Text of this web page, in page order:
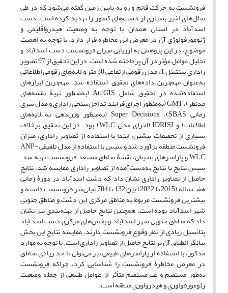
فرونشست به حرکت قائم و رو به پایین زمین گفته می‌شود که در طی
سال‌های اخیر بسیاری از دشت‌های کشور را تهدید کرده است. دشت
اسدآباد در استان همدان با توجه به وضعیت هیدرواقلیمی و
ژئومورفولوژی آن در معرض این مخاطره قرار دارد. با توجه به اهمیت
موضوع، در این پژوهش به ارزیابی میزان فرونشست دشت اسدآباد و
تحلیل عوامل مؤثر در آن پرداخته شده است. در این تحقیق از 97 تصویر
راداری سنتینل 1، مدل رقومی ارتفاعی 30 متر و لایه‌های رقومی اطلاعاتی
به‌عنوان مهم‌ترین داده‌های تحقیق استفاده شد. مهم‌ترین ابزارهای
استفاده‌شده در تحقیق شامل ArcGIS (به‌منظور تهیۀ نقشه‌های
مدنظر)، GMT (به‌منظور اجرای فرایند تداخل‌سنجی راداری و مدل سری
زمانی SBAS)، Super Decisions (به‌منظور وزن‌دهی به لایه‌های
اطلاعات) و IDRISI (اجرای مدل WLC) بود. در این تحقیق برخلاف
بسیاری از تحقیقات پیشین، ابتدا با استفاده از تصاویر راداری، میزان
فرونشست منطقه برآورد شد و سپس با استفاده از مدل تلفیقی ANP-
WLC و پارامترهای محیطی، نقشۀ مناطق مستعد فرونشست تهیه شد.
سپس نتایج با نتایج به‌دست‌آمده از تصاویر راداری مقایسه شد. نتایج
حاصل از تصاویر راداری نشان داد که دشت اسدآباد در دورۀ زمانی
هفت‌ساله (2015 تا 2022) بین 132 تا 704 میلی‌متر فرونشست داشته و
بیشترین فرونشست مربوط به مناطق مرکزی این دشت و مناطق جنوبی
شهر اسدآباد بوده است. همچنین نتایج حاصل از پهنه‌بندی نیز نشان
داد که مناطق جنوبی شهر اسدآباد و بخش‌های مرکزی دشت اسدآباد
پتانسیل زیادی از نظر وقوع فرونشست دارند. مقایسه نتایج این بخش
بیانگر انطباق آن بر نتایج حاصل از تصاویر راداری است. با توجه به موارد
مذکور، با استفاده از پارامترهای طبیعی نیز می‌توان تا حد زیادی مناطق
در معرض مخاطرۀ فرونشست را شناسایی کرد، چراکه فرونشست
به‌طور مستقیم و غیرمستقیم متأثر از عوامل طبیعی از جمله وضعیت
ژئومورفولوژی و هیدرولوژی منطقه است.